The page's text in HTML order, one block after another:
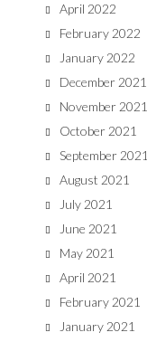
April 2022
February 2022
January 2022
December 2021
November 2021
October 2021
September 2021
August 2021
July 2021
June 2021
May 2021
April 2021
February 2021
January 2021